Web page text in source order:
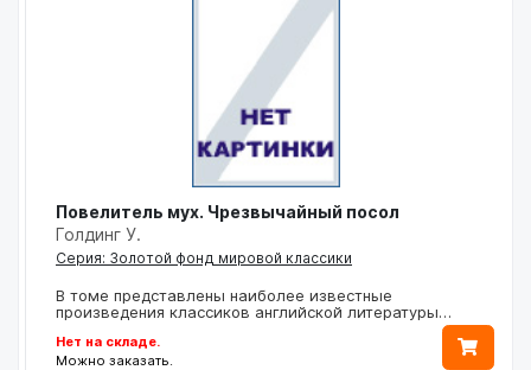
Повелитель мух. Чрезвычайный посол
Голдинг У.
Серия: Золотой фонд мировой классики
В томе представлены наиболее известные
произведения классиков английской литературы…
Нет на складе.
Можно заказать.